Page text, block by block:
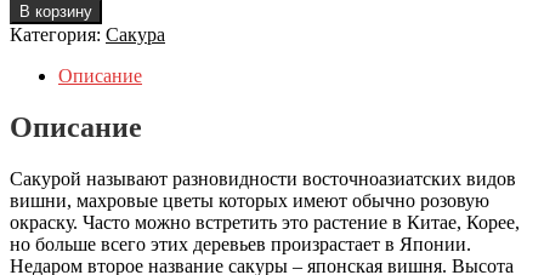
В корзину
Категория: Сакура
Описание
Описание
Сакурой называют разновидности восточноазиатских видов
вишни, махровые цветы которых имеют обычно розовую
окраску. Часто можно встретить это растение в Китае, Корее,
но больше всего этих деревьев произрастает в Японии.
Недаром второе название сакуры – японская вишня. Высота